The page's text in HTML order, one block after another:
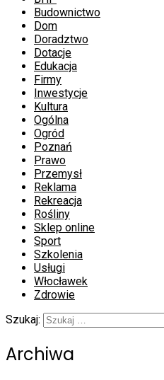
Budownictwo
Dom
Doradztwo
Dotacje
Edukacja
Firmy
Inwestycje
Kultura
Ogólna
Ogród
Poznań
Prawo
Przemysł
Reklama
Rekreacja
Rośliny
Sklep online
Sport
Szkolenia
Usługi
Włocławek
Zdrowie
Szukaj:
Archiwa